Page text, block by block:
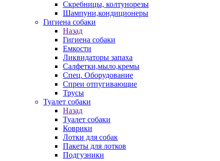
Скребницы, колтунорезы
Шампуни,кондиционеры
Гигиена собаки
Назад
Гигиена собаки
Емкости
Ликвидаторы запаха
Салфетки,мыло,кремы
Спец. Оборудование
Спреи отпугивающие
Трусы
Туалет собаки
Назад
Туалет собаки
Коврики
Лотки для собак
Пакеты для лотков
Подгузники